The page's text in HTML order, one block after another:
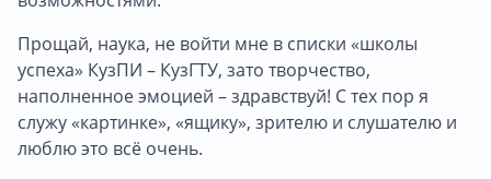
Прощай, наука, не войти мне в списки «школы
успеха» КузПИ – КузГТУ, зато творчество,
наполненное эмоцией – здравствуй! С тех пор я
служу «картинке», «ящику», зрителю и слушателю и
люблю это всё очень.